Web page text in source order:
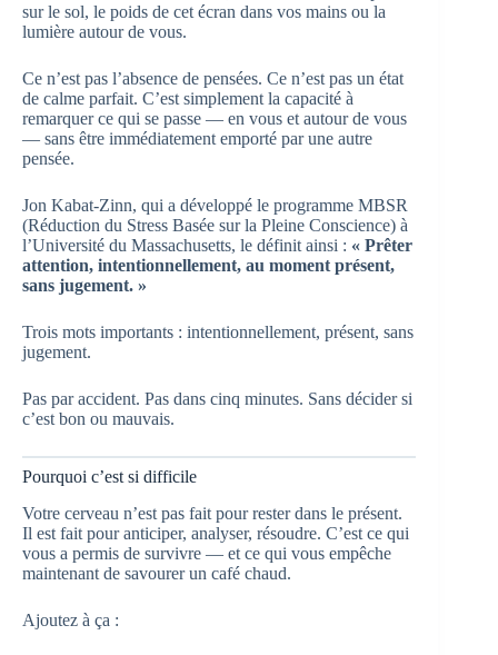
sur le sol, le poids de cet écran dans vos mains ou la
lumière autour de vous.
Ce n’est pas l’absence de pensées. Ce n’est pas un état
de calme parfait. C’est simplement la capacité à
remarquer ce qui se passe — en vous et autour de vous
— sans être immédiatement emporté par une autre
pensée.
Jon Kabat-Zinn, qui a développé le programme MBSR
(Réduction du Stress Basée sur la Pleine Conscience) à
l’Université du Massachusetts, le définit ainsi : « Prêter
attention, intentionnellement, au moment présent,
sans jugement. »
Trois mots importants : intentionnellement, présent, sans
jugement.
Pas par accident. Pas dans cinq minutes. Sans décider si
c’est bon ou mauvais.
Pourquoi c’est si difficile
Votre cerveau n’est pas fait pour rester dans le présent.
Il est fait pour anticiper, analyser, résoudre. C’est ce qui
vous a permis de survivre — et ce qui vous empêche
maintenant de savourer un café chaud.
Ajoutez à ça :